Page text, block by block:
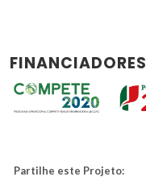
FINANCIADORES
Partilhe este Projeto: